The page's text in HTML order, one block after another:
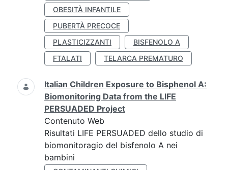
OBESITÀ INFANTILE
PUBERTÀ PRECOCE
PLASTICIZZANTI
BISFENOLO A
FTALATI
TELARCA PREMATURO
Italian Children Exposure to Bisphenol A:
Biomonitoring Data from the LIFE
PERSUADED Project
Contenuto Web
Risultati LIFE PERSUADED dello studio di
biomonitoragio del bisfenolo A nei
bambini